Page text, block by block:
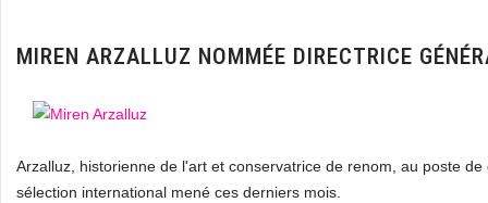
MIREN ARZALLUZ NOMMÉE DIRECTRICE
Arzalluz, historienne de l'art et conservatrice de renom, au poste
sélection international mené ces derniers mois.